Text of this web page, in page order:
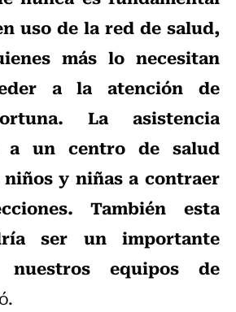
uso de la red de salud,
más lo necesitan
a la atención de
La asistencia
a un centro de salud
y niñas a contraer
También esta
ser un importante
equipos de